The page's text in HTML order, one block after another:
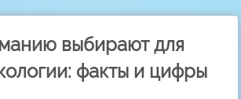
выбирают для
факты и цифры